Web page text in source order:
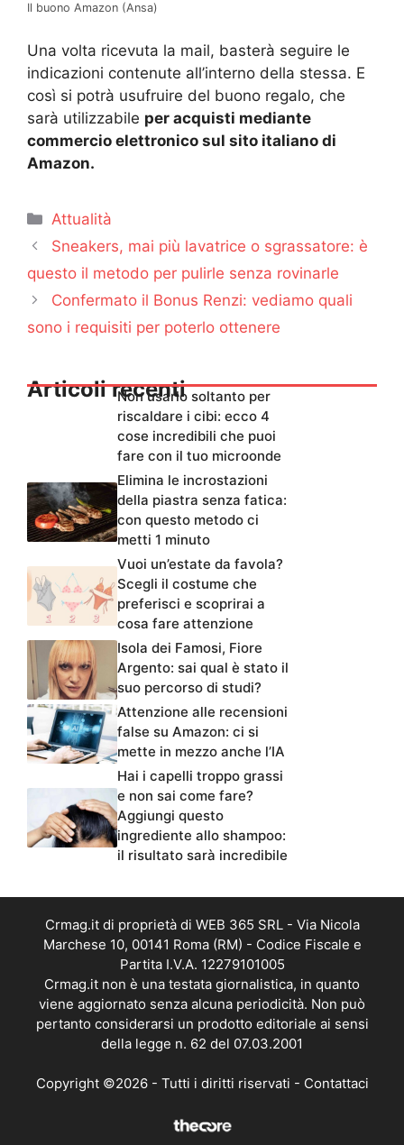
Il buono Amazon (Ansa)
Una volta ricevuta la mail, basterà seguire le
indicazioni contenute all’interno della stessa. E
così si potrà usufruire del buono regalo, che
sarà utilizzabile per acquisti mediante
commercio elettronico sul sito italiano di
Amazon.
Categorie
Attualità
Sneakers, mai più lavatrice o sgrassatore: è
questo il metodo per pulirle senza rovinarle
Confermato il Bonus Renzi: vediamo quali
sono i requisiti per poterlo ottenere
Articoli recentiNon usarlo soltanto per
riscaldare i cibi: ecco 4
cose incredibili che puoi
fare con il tuo microonde
Elimina le incrostazioni
della piastra senza fatica:
con questo metodo ci
metti 1 minuto
Vuoi un’estate da favola?
Scegli il costume che
preferisci e scoprirai a
cosa fare attenzione
Isola dei Famosi, Fiore
Argento: sai qual è stato il
suo percorso di studi?
Attenzione alle recensioni
false su Amazon: ci si
mette in mezzo anche l’IA
Hai i capelli troppo grassi
e non sai come fare?
Aggiungi questo
ingrediente allo shampoo:
il risultato sarà incredibile
Crmag.it di proprietà di WEB 365 SRL - Via Nicola
Marchese 10, 00141 Roma (RM) - Codice Fiscale e
Partita I.V.A. 12279101005
Crmag.it non è una testata giornalistica, in quanto
viene aggiornato senza alcuna periodicità. Non può
pertanto considerarsi un prodotto editoriale ai sensi
della legge n. 62 del 07.03.2001
Copyright ©2026 - Tutti i diritti riservati - Contattaci